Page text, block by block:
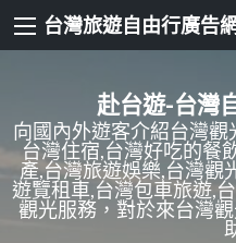
台灣旅遊自由行廣告網
赴台遊-台灣
向國內外遊客介紹台灣觀
台灣住宿,台灣好吃的餐
產,台灣旅遊娛樂,台灣觀
遊覽租車,台灣包車旅遊,
觀光服務，對於來台灣